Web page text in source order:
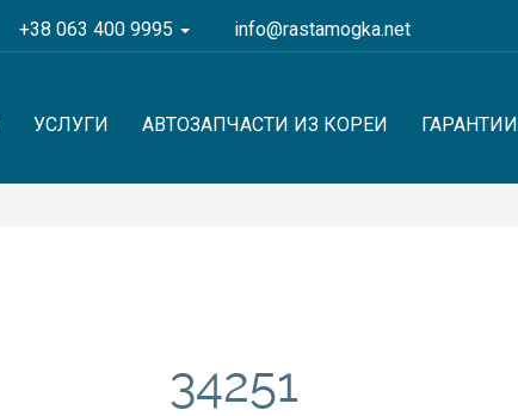
+38 063 400 9995 info@rastamogka.net
УСЛУГИ АВТОЗАПЧАСТИ ИЗ КОРЕИ ГАРАНТИИ
34251